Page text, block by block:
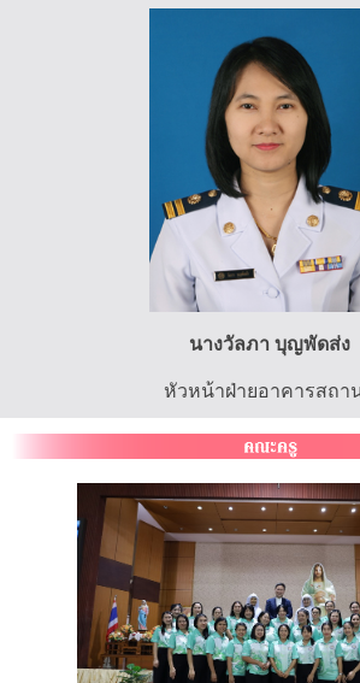
นางวัลภา บุญพัดส่ง
หัวหน้าฝ่ายอาคารสถา